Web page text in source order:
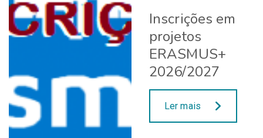
Inscrições em
projetos
ERASMUS+
2026/2027
Ler mais